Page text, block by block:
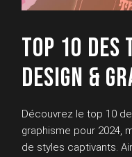
TOP 10 DES
DESIGN &
Découvrez le top 10
graphisme pour 2024,
de styles captivants.